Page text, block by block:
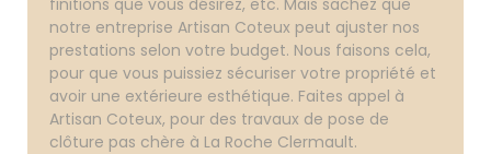
finitions que vous désirez, etc. Mais sachez que
notre entreprise Artisan Coteux peut ajuster nos
prestations selon votre budget. Nous faisons cela,
pour que vous puissiez sécuriser votre propriété et
avoir une extérieure esthétique. Faites appel à
Artisan Coteux, pour des travaux de pose de
clôture pas chère à La Roche Clermault.